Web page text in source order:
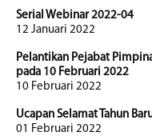
Serial Webinar 2022-04
12 Januari 2022
Pelantikan Pejabat
pada 10 Februari 2022
10 Februari 2022
Ucapan Selamat Tahun
01 Februari 2022